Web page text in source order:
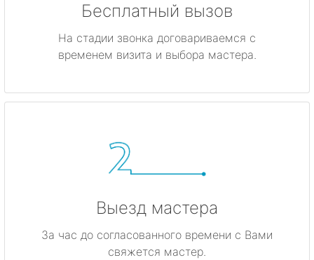
Бесплатный вызов
На стадии звонка договариваемся с
временем визита и выбора мастера.
Выезд мастера
За час до согласованного времени с Вами
свяжется мастер.